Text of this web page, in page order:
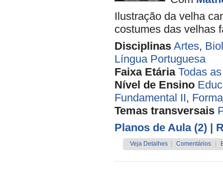
Ilustração da velha
costumes das velhas
Disciplinas Artes,
Língua Portuguesa
Faixa Etária Todas
Nível de Ensino
Fundamental II,
Temas transversais
Planos de Aula (2) |
Veja Detalhes Comentários